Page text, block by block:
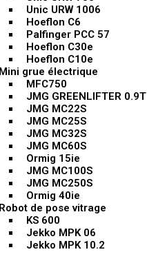
Unic URW 1006
Hoeflon C6
Palfinger PCC 57
Hoeflon C30e
Hoeflon C10e
Mini grue électrique
MFC750
JMG GREENLIFTER 0.9T
JMG MC22S
JMG MC25S
JMG MC32S
JMG MC60S
Ormig 15ie
JMG MC100S
JMG MC250S
Ormig 40ie
Robot de pose vitrage
KS 600
Jekko MPK 06
Jekko MPK 10.2